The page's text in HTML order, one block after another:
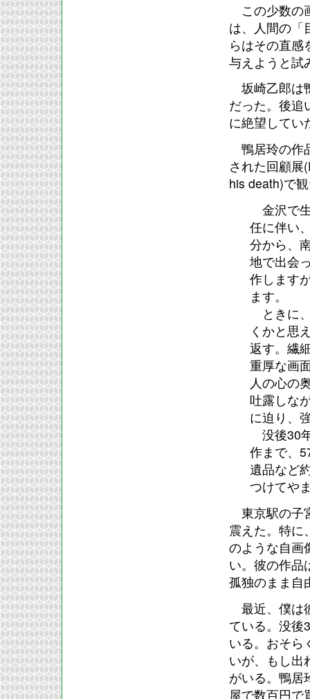
この少数の
は、人間の「
らはその直
与えようと試
坂崎乙郎は
だった。後追
に絶望してい
鴨居玲の作
された回顧展
his death)で
金沢で
任に伴い
分から、
地で出会
作します
ます。
ときに
くかと思
返す。繊
重厚な画
人の心の
吐露しな
に迫り、
没後30
作まで、
遺品など
つけてや
東京駅の子
震えた。特に
のような自画
い。彼の作品
孤独のまま自
最近、僕は
ている。没後
いる。おそら
いが、もし出
がいる。鴨居
屋で数百円で